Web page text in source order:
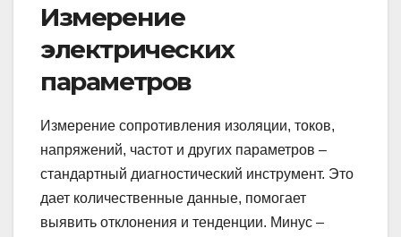
Измерение
электрических
параметров
Измерение сопротивления изоляции, токов,
напряжений, частот и других параметров –
стандартный диагностический инструмент. Это
дает количественные данные, помогает
выявить отклонения и тенденции. Минус –